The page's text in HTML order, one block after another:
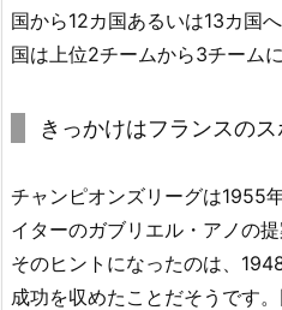
国から12カ国あるいは13カ国
国は上位2チームから3チーム
きっかけはフランスの
チャンピオンズリーグは1955
イターのガブリエル・アノの提
そのヒントになったのは、
成功を収めたことだそうです